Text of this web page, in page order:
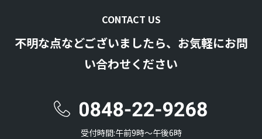
CONTACT US
不明な点などございましたら、お気軽にお問
い合わせください
受付時間:午前9時〜午後6時